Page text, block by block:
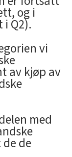
og i
Q2).
vi
av kjøp av
med
de